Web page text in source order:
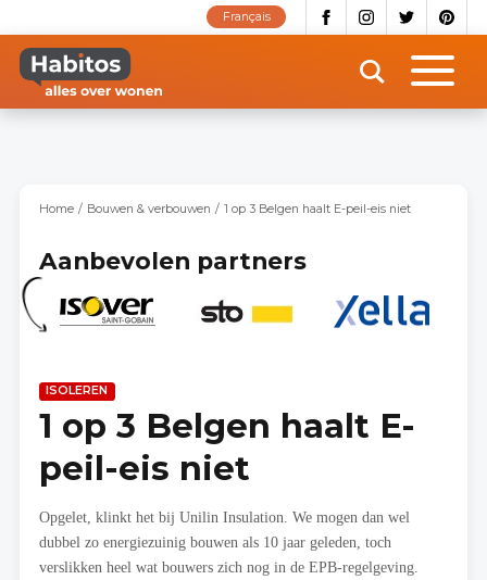
naar
inhoud
gaan
Français
Home Bouwen & verbouwen 1 op 3 Belgen haalt E-peil-eis niet
Aanbevolen partners
ISOLEREN
1 op 3 Belgen haalt E-
peil-eis niet
Opgelet, klinkt het bij Unilin Insulation. We mogen dan wel
dubbel zo energiezuinig bouwen als 10 jaar geleden, toch
verslikken heel wat bouwers zich nog in de EPB-regelgeving.